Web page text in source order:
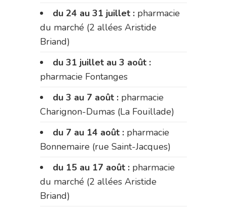
du 24 au 31 juillet : pharmacie
du marché (2 allées Aristide
Briand)
du 31 juillet au 3 août :
pharmacie Fontanges
du 3 au 7 août : pharmacie
Charignon-Dumas (La Fouillade)
du 7 au 14 août : pharmacie
Bonnemaire (rue Saint-Jacques)
du 15 au 17 août : pharmacie
du marché (2 allées Aristide
Briand)